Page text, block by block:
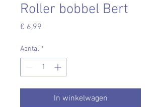
Roller bobbel Bert
€ 6,99
Aantal *
In winkelwagen